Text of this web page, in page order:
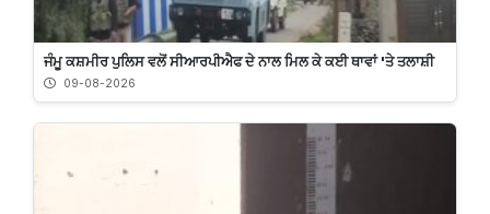
ਜੰਮੂ ਕਸ਼ਮੀਰ ਪੁਲਿਸ ਵਲੋਂ ਸੀਆਰਪੀਐਫ ਦੇ ਨਾਲ ਮਿਲ ਕੇ ਕਈ ਥਾਵਾਂ 'ਤੇ ਤਲਾਸ਼ੀ
09-08-2026